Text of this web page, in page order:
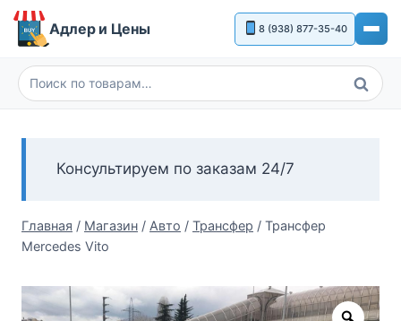
Перейти
Адлер и Цены 8 (938) 877-35-40
Искать:
Поиск
Консультируем по заказам 24/7
Главная / Магазин / Авто / Трансфер / Трансфер
Mercedes Vito
Zoom